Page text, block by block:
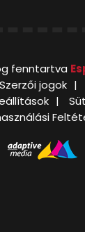
fenntartva
Szerzői jogok